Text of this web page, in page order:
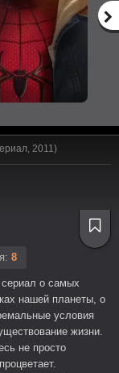
2011)
8
о самых
нашей планеты, о
условия
жизни.
не просто